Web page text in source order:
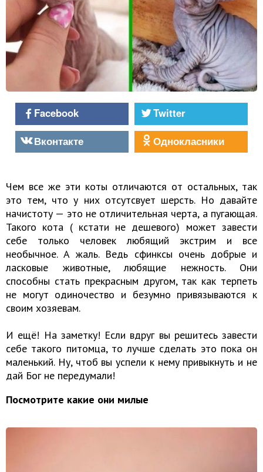
Facebook
Twitter
Вконтакте
Однокласники
Чем все же эти коты отличаются от остальных, так
это тем, что у них отсутсвует шерсть. Но давайте
начистоту — это не отличительная черта, а пугающая.
Такого кота ( кстати не дешевого) может завести
себе только человек любящий экстрим и все
необычное. А жаль. Ведь сфинксы очень добрые и
ласковые животные, любящие нежность. Они
способны стать прекрасным другом, так как терпеть
не могут одиночество и безумно привязываются к
своим хозяевам.
И ещё! На заметку! Если вдруг вы решитесь завести
себе такого питомца, то лучше сделать это пока он
маленький. Ну, чтоб вы успели к нему привыкнуть и не
дай Бог не передумали!
Посмотрите какие они милые